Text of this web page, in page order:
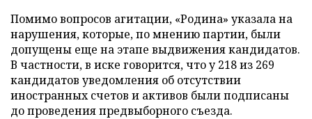
Помимо вопросов агитации, «Родина» указала на
нарушения, которые, по мнению партии, были
допущены еще на этапе выдвижения кандидатов.
В частности, в иске говорится, что у 218 из 269
кандидатов уведомления об отсутствии
иностранных счетов и активов были подписаны
до проведения предвыборного съезда.